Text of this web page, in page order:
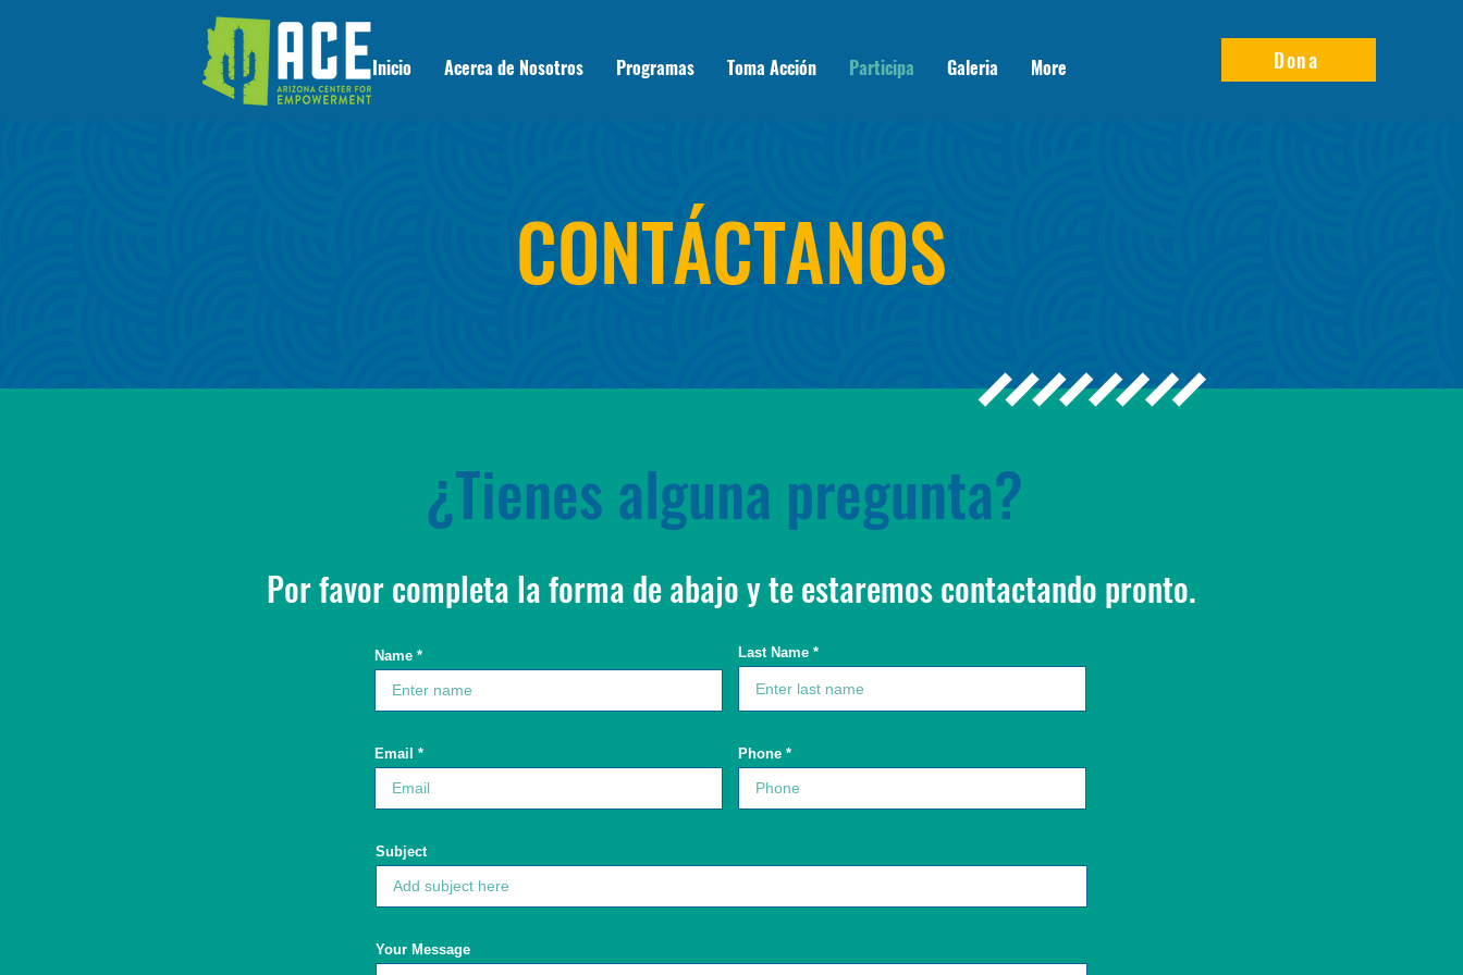
Inicio Acerca de Nosotros Programas Toma Acción Participa Galeria More Dona
CONTÁCTANOS
¿Tienes alguna pregunta?
Por favor completa la forma de abajo y te estaremos contactando pronto.
Name Last Name
Email Phone
Subject
Your Message